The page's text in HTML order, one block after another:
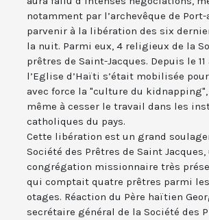
notamment par l’archevêque de
parvenir à la libération des six
la nuit. Parmi eux, 4 religieux de la
prêtres de Saint-Jacques. Depuis le
l’Eglise d’Haïti s’était mobilisée
avec force la "culture du
même à cesser le travail dans les
catholiques du pays.
Cette libération est un grand
Société des Prêtres de Saint Jacques,
congrégation missionnaire très
qui comptait quatre prêtres parmi
otages. Réaction du Père haïtien
secrétaire général de la Société des